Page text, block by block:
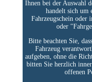
Ihnen bei der Auswahl
handelt sich um
Fahrzeugschein
oder
Bitte beachten Sie,
Fahrzeug
aufgeben, ohne die
bitten Sie herzlich
offenen